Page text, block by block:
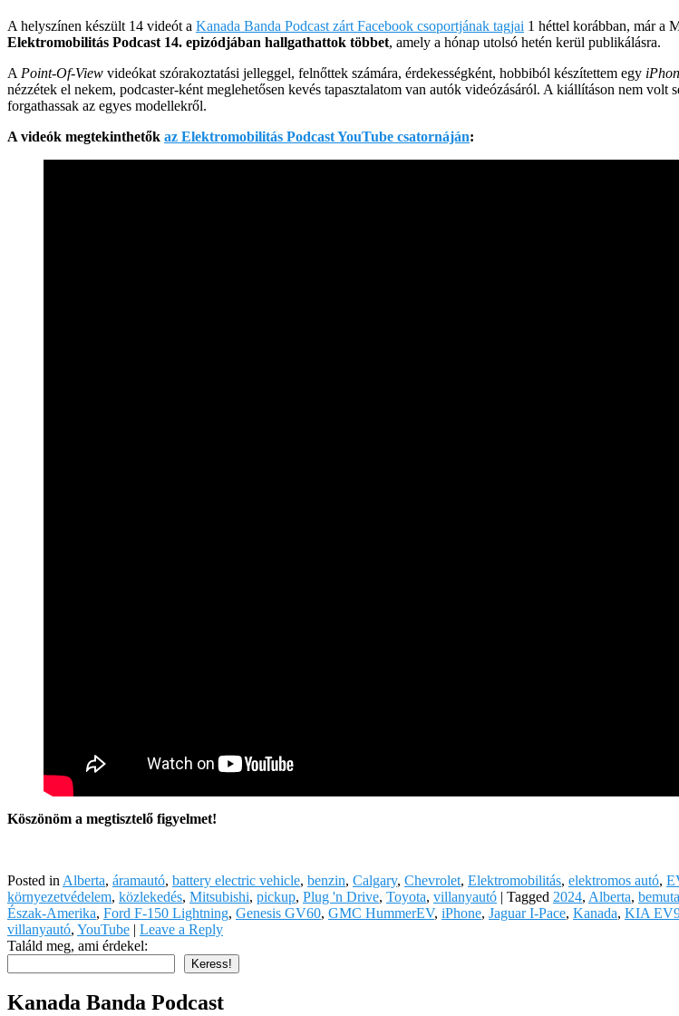
A helyszínen készült 14 videót a Kanada Banda Podcast zárt Facebook csoportjának tagjai 1 héttel korábban, már a
Elektromobilitás Podcast 14. epizódjában hallgathattok többet, amely a hónap utolsó hetén kerül publikálásra.
A Point-Of-View videókat szórakoztatási jelleggel, felnőttek számára, érdekességként, hobbiból készítettem egy
nézzétek el nekem, podcaster-ként meglehetősen kevés tapasztalatom van autók videózásáról. A kiállításon nem
forgathassak az egyes modellekről.
A videók megtekinthetők az Elektromobilitás Podcast YouTube csatornáján:
Köszönöm a megtisztelő figyelmet!
Posted in Alberta, áramautó, battery electric vehicle, benzin, Calgary, Chevrolet, Elektromobilitás, elektromos autó,
környezetvédelem, közlekedés, Mitsubishi, pickup, Plug 'n Drive, Toyota, villanyautó | Tagged 2024, Alberta,
Észak-Amerika, Ford F-150 Lightning, Genesis GV60, GMC HummerEV, iPhone, Jaguar I-Pace, Kanada, KIA
villanyautó, YouTube | Leave a Reply
Találd meg, ami érdekel:
Keress!
Kanada Banda Podcast